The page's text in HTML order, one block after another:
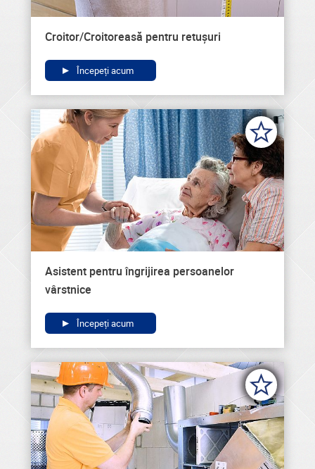
Croitor/Croitoreasă pentru retușuri
Începeți acum
Asistent pentru îngrijirea persoanelor
vârstnice
Începeți acum